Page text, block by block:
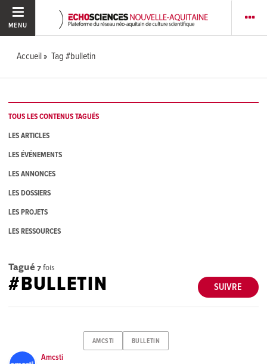
MENU
Accueil Tag #bulletin
TOUS LES CONTENUS TAGUÉS
LES ARTICLES
LES ÉVÉNEMENTS
LES ANNONCES
LES DOSSIERS
LES PROJETS
LES RESSOURCES
Tagué 7fois
SUIVRE
#BULLETIN
AMCSTI BULLETIN
Amcsti